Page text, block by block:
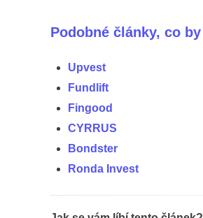
Podobné články, co
Upvest
Fundlift
Fingood
CYRRUS
Bondster
Ronda Invest